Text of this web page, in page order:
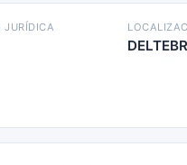
JURÍDICA